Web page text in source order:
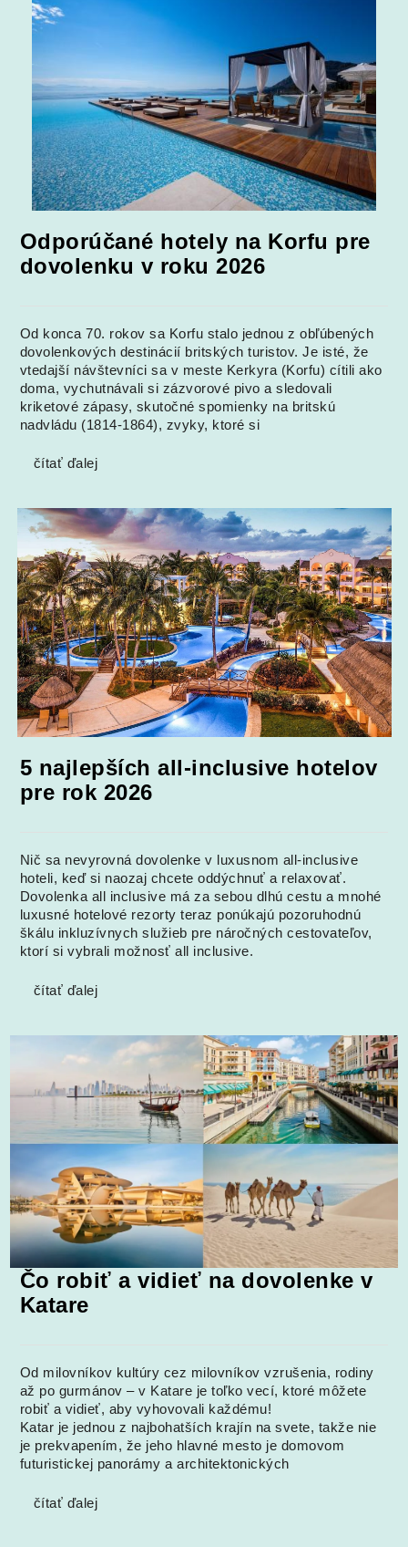
Odporúčané hotely na Korfu pre
dovolenku v roku 2026
Od konca 70. rokov sa Korfu stalo jednou z obľúbených
dovolenkových destinácií britských turistov. Je isté, že
vtedajší návštevníci sa v meste Kerkyra (Korfu) cítili ako
doma, vychutnávali si zázvorové pivo a sledovali
kriketové zápasy, skutočné spomienky na britskú
nadvládu (1814-1864), zvyky, ktoré si
čítať ďalej
5 najlepších all-inclusive hotelov
pre rok 2026
Nič sa nevyrovná dovolenke v luxusnom all-inclusive
hoteli, keď si naozaj chcete oddýchnuť a relaxovať.
Dovolenka all inclusive má za sebou dlhú cestu a mnohé
luxusné hotelové rezorty teraz ponúkajú pozoruhodnú
škálu inkluzívnych služieb pre náročných cestovateľov,
ktorí si vybrali možnosť all inclusive.
čítať ďalej
Čo robiť a vidieť na dovolenke v
Katare
Od milovníkov kultúry cez milovníkov vzrušenia, rodiny
až po gurmánov – v Katare je toľko vecí, ktoré môžete
robiť a vidieť, aby vyhovovali každému!
Katar je jednou z najbohatších krajín na svete, takže nie
je prekvapením, že jeho hlavné mesto je domovom
futuristickej panorámy a architektonických
čítať ďalej